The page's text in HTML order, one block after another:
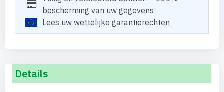
bescherming van uw gegevens
Lees uw wettelijke garantierechten
Details